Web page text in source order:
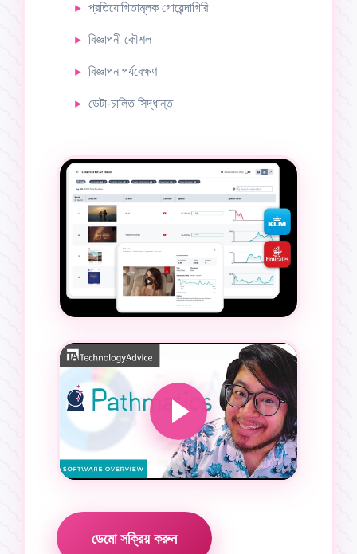
প্রতিযোগিতামূলক গোয়েন্দাগিরি
বিজ্ঞাপনী কৌশল
বিজ্ঞাপন পর্যবেক্ষণ
ডেটা-চালিত সিদ্ধান্ত
ডেমো সক্রিয় করুন